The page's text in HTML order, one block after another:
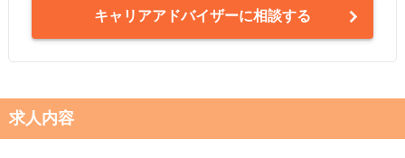
キャリアアドバイザーに相談する
求人内容